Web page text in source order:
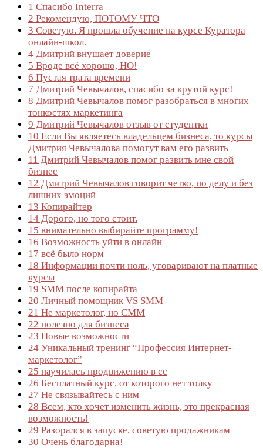
1 Спасибо Interra
2 Рекомендую, ПОТОМУ ЧТО
3 Советую. Я прошла обучение на курсе Куратора
онлайн-школ.
4 Дмитрий внушает доверие
5 Вроде всё хорошо, НО!
6 Пустая трата времени
7 Дмитрий Чевычалов, спасибо за крутой курс!
8 Дмитрий Чевычалов помог разобраться в многих
тонкостях маркетинга
9 Дмитрий Чевычалов отзыв от студентки
10 Если Вы являетесь владельцем бизнеса, то курсы
Дмитрия Чевычалова помогут вам его развить
11 Дмитрий Чевычалов помог развить мне свой
бизнес
12 Дмитрий Чевычалов говорит четко, по делу и без
лишних эмоций
13 Копирайтер
14 Дорого, но того стоит.
15 внимательно выбирайте программу!
16 Возможность уйти в онлайн
17 всё было норм
18 Информации почти ноль, уговаривают на платные
курсы
19 SMM после копирайта
20 Личный помощник VS SMM
21 Не маркетолог, но СММ
22 полезно для бизнеса
23 Новые возможности
24 Уникальный тренинг “Профессия Интернет-
маркетолог”
25 научилась продвижению в сс
26 Бесплатный курс, от которого нет толку
27 Не связывайтесь с ним
28 Всем, кто хочет изменить жизнь, это прекрасная
возможность!
29 Разорался в запуске, советую продажникам
30 Очень благодарна!